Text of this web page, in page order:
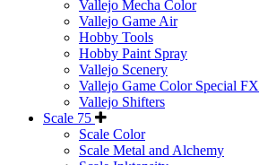
Vallejo Mecha Color
Vallejo Game Air
Hobby Tools
Hobby Paint Spray
Vallejo Scenery
Vallejo Game Color Special FX
Vallejo Shifters
Scale 75
Scale Color
Scale Metal and Alchemy